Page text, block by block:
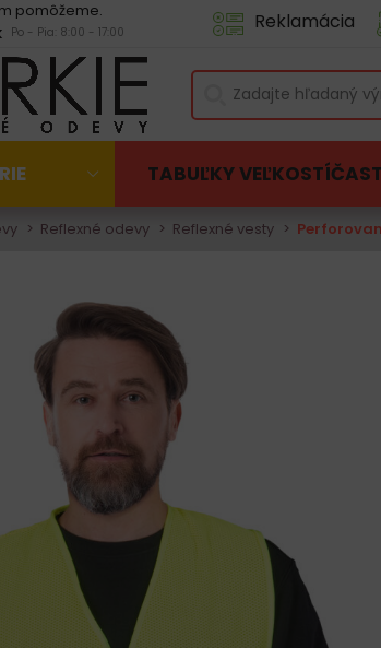
pomôžeme.
Po - Pia: 8:00 - 17:00 Reklamácia
TABUĽKY VEĽKOSTÍ
Reflexné odevy Reflexné vesty